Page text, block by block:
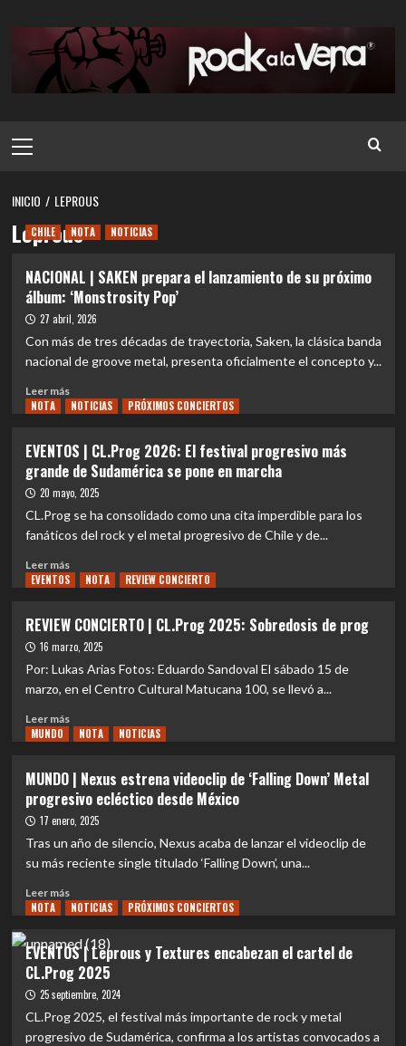
contenido
principal
INICIO LEPROUS
Leprous
CHILE NOTA NOTICIAS
NACIONAL | SAKEN prepara el lanzamiento de su próximo
álbum: ‘Monstrosity Pop’
27 abril, 2026
Con más de tres décadas de trayectoria, Saken, la clásica banda
nacional de groove metal, presenta oficialmente el concepto y...
Leer másLeer
más
|
SAKEN
prepara
lanzamiento
de
su
próximo
Pop’
NOTA NOTICIAS PRÓXIMOS CONCIERTOS
EVENTOS | CL.Prog 2026: El festival progresivo más
grande de Sudamérica se pone en marcha
20 mayo, 2025
CL.Prog se ha consolidado como una cita imperdible para los
fanáticos del rock y el metal progresivo de Chile y de...
Leer másLeer
más
|
CL.Prog
2026:
progresivo
más
Sudamérica
se
pone
en
EVENTOS NOTA REVIEW CONCIERTO
REVIEW CONCIERTO | CL.Prog 2025: Sobredosis de prog
16 marzo, 2025
Por: Lukas Arias Fotos: Eduardo Sandoval El sábado 15 de
marzo, en el Centro Cultural Matucana 100, se llevó a...
Leer másLeer
más
CONCIERTO
|
CL.Prog
2025:
de
prog
MUNDO NOTA NOTICIAS
MUNDO | Nexus estrena videoclip de ‘Falling Down’ Metal
progresivo ecléctico desde México
17 enero, 2025
Tras un año de silencio, Nexus acaba de lanzar el videoclip de
su más reciente single titulado ‘Falling Down’, una...
Leer másLeer
más
MUNDO
|
Nexus
estrena
videoclip
de
NOTA NOTICIAS PRÓXIMOS CONCIERTOS
EVENTOS | Leprous y Textures encabezan el cartel de
CL.Prog 2025
25 septiembre, 2024
CL.Prog 2025, el festival más importante de rock y metal
progresivo de Sudamérica, confirma a los artistas convocados a